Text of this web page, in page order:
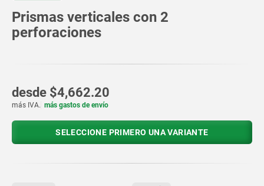
Prismas verticales con 2
perforaciones
desde $4,662.20
más IVA. más gastos de envío
SELECCIONE PRIMERO UNA VARIANTE